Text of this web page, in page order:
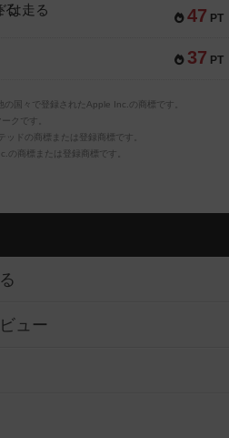
47 PT
は走る
37 PT
国々で登録されたApple Inc.の商標です。
クです。
ドの商標または登録商標です。
商標または登録商標です。
ュー